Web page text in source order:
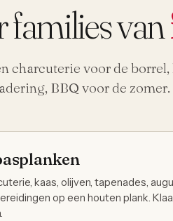
families van
charcuterie voor de
BBQ voor de
kaas, olijven, tapenades,
op een houten plank.